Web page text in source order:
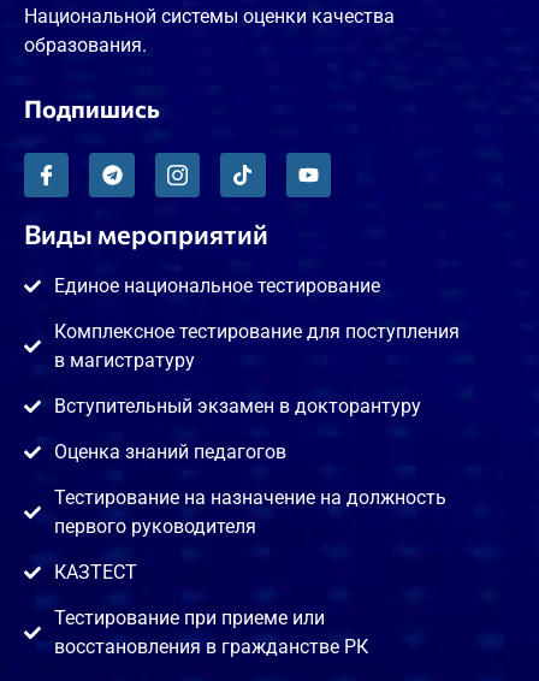
Национальной системы оценки качества
образования.
Подпишись
Виды мероприятий
Единое национальное тестирование
Комплексное тестирование для поступления
в магистратуру
Вступительный экзамен в докторантуру
Оценка знаний педагогов
Тестирование на назначение на должность
первого руководителя
КАЗТЕСТ
Тестирование при приеме или
восстановления в гражданстве РК